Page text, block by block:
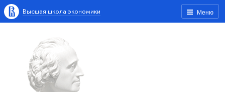
Меню
Высшая школа экономики